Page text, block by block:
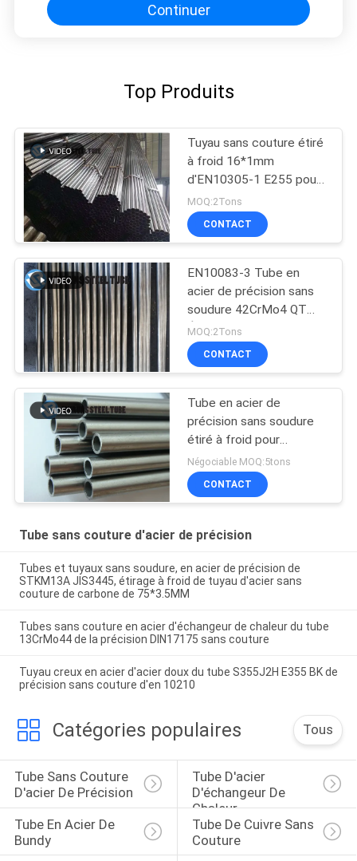
Continuer
Top Produits
Tuyau sans couture étiré
à froid 16*1mm
d'EN10305-1 E255 pour
l'industrie automobile
MOQ:2Tons
CONTACT
EN10083-3 Tube en
acier de précision sans
soudure 42CrMo4 QT
Étiré à froid Extrudé
MOQ:2Tons
CONTACT
Tube en acier de
précision sans soudure
étiré à froid pour
l'industrie automobile
E235 NBK EN10305-1
Négociable MOQ:5tons
CONTACT
Tube sans couture d'acier de précision
Tubes et tuyaux sans soudure, en acier de précision de
STKM13A JIS3445, étirage à froid de tuyau d'acier sans
couture de carbone de 75*3.5MM
Tubes sans couture en acier d'échangeur de chaleur du tube
13CrMo44 de la précision DIN17175 sans couture
Tuyau creux en acier d'acier doux du tube S355J2H E355 BK de
précision sans couture d'en 10210
Catégories populaires Tous
Tube Sans Couture
D'acier De Précision
Tube D'acier
D'échangeur De
Chaleur
Tube En Acier De
Bundy
Tube De Cuivre Sans
Couture